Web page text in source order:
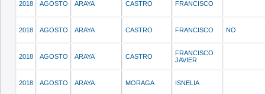
2018 AGOSTO ARAYA CASTRO FRANCISCO
2018 AGOSTO ARAYA CASTRO FRANCISCO NO
2018 AGOSTO ARAYA CASTRO
FRANCISCO
JAVIER
2018 AGOSTO ARAYA MORAGA ISNELIA